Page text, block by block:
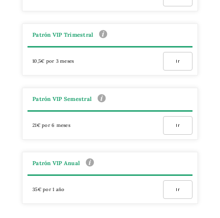
Patrón VIP Trimestral
10,5€ por 3 meses Ir
Patrón VIP Semestral
21€ por 6 meses Ir
Patrón VIP Anual
35€ por 1 año Ir